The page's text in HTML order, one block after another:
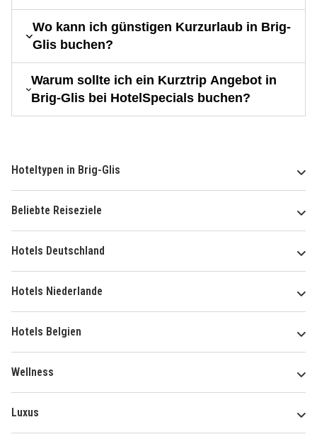
Wo kann ich günstigen Kurzurlaub in Brig-
Glis buchen?
Warum sollte ich ein Kurztrip Angebot in
Brig-Glis bei HotelSpecials buchen?
Hoteltypen in Brig-Glis
Beliebte Reiseziele
Hotels Deutschland
Hotels Niederlande
Hotels Belgien
Wellness
Luxus